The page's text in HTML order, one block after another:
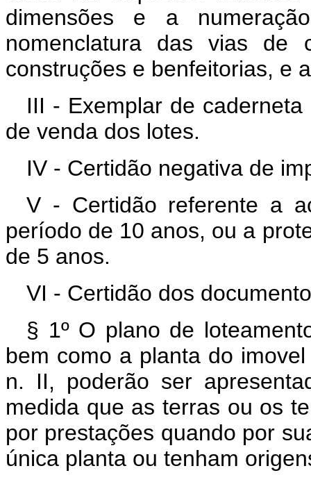
dimensões e a
nomenclatura das vias de
construções e benfeitorias, e
III - Exemplar de
de venda dos lotes.
IV - Certidão negativa de
V - Certidão referente a
período de 10 anos, ou a
de 5 anos.
VI - Certidão dos
§ 1º O plano de
bem como a planta do
n. II, poderão ser
medida que as terras ou os
por prestações quando por
única planta ou tenham